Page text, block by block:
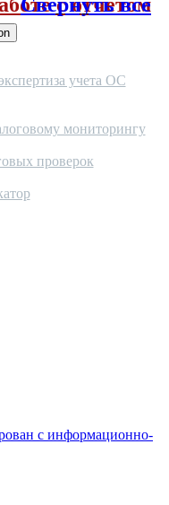
учета ОС
мониторингу
проверок
с информационно-